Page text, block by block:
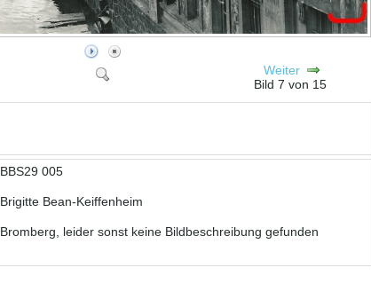
Weiter
Bild 7 von 15
BBS29 005
Brigitte Bean-Keiffenheim
Bromberg, leider sonst keine Bildbeschreibung gefunden